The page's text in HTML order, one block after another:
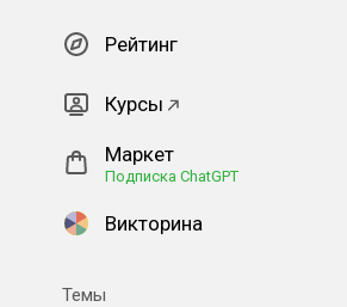
Рейтинг
Курсы
Маркет
Подписка ChatGPT
Викторина
Темы